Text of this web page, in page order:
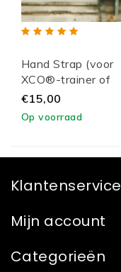
Hand Strap (voor
XCO®-trainer of
BRN®-set)
€15,00
Op voorraad
Klantenservice
Mijn account
Categorieën